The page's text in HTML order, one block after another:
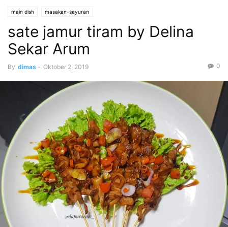
main dish masakan-sayuran
sate jamur tiram by Delina
Sekar Arum
By dimas - Oktober 2, 2019 0